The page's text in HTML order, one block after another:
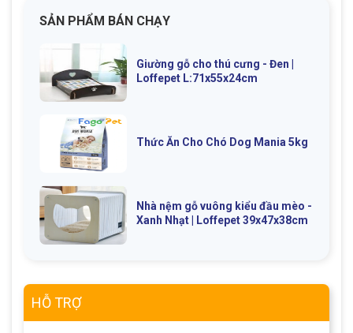
SẢN PHẨM BÁN CHẠY
Giường gỗ cho thú cưng - Đen |
Loffepet L:71x55x24cm
Thức Ăn Cho Chó Dog Mania 5kg
Nhà nệm gỗ vuông kiểu đầu mèo -
Xanh Nhạt | Loffepet 39x47x38cm
HỖ TRỢ